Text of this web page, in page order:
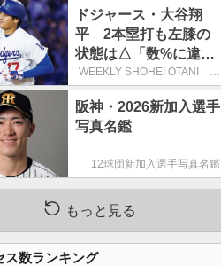
ドジャース・大谷翔
平 2本塁打も左膝の
状態は△「数%に違和
感があるなら、まだ休
針」
WEEKLY SHOHEI OTANI 二
刀流で呼び込む3連覇
阪神・2026新加入選手
写真名鑑
12球団新加入選手写真名鑑
もっと見る
ス数ランキング